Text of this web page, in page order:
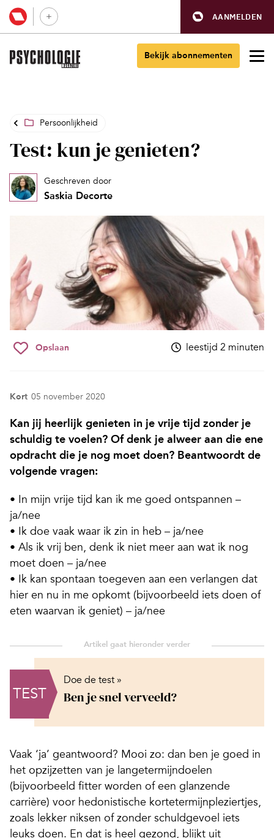
AANMELDEN
Bekijk abonnementen
Persoonlijkheid
Test: kun je genieten?
Geschreven door
Saskia Decorte
Opslaan leestijd 2 minuten
Kort 05 november 2020
Kan jij heerlijk genieten in je vrije tijd zonder je
schuldig te voelen? Of denk je alweer aan die ene
opdracht die je nog moet doen? Beantwoordt de
volgende vragen:
• In mijn vrije tijd kan ik me goed ontspannen –
ja/nee
• Ik doe vaak waar ik zin in heb – ja/nee
• Als ik vrij ben, denk ik niet meer aan wat ik nog
moet doen – ja/nee
• Ik kan spontaan toegeven aan een verlangen dat
hier en nu in me opkomt (bijvoorbeeld iets doen of
eten waarvan ik geniet) – ja/nee
TEST
Doe de test »
Ben je snel verveeld?
Vaak ‘ja’ geantwoord? Mooi zo: dan ben je goed in
het opzijzetten van je langetermijndoelen
(bijvoorbeeld fitter worden of een glanzende
carrière) voor hedonistische kortetermijnpleziertjes,
zoals lekker niksen of zonder schuldgevoel iets
leuks doen. En dat is heel gezond, blijkt uit